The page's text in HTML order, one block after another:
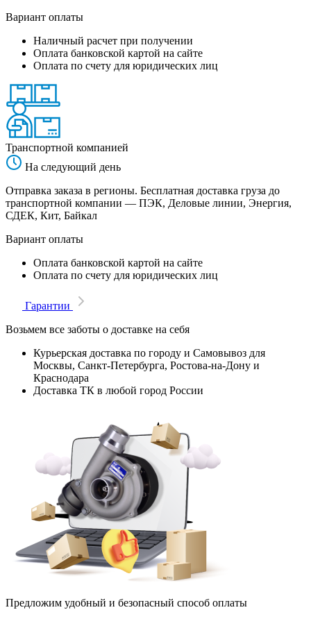
Вариант оплаты
Наличный расчет при получении
Оплата банковской картой на сайте
Оплата по счету для юридических лиц
Транспортной компанией
На следующий день
Отправка заказа в регионы. Бесплатная доставка груза до
транспортной компании — ПЭК, Деловые линии, Энергия,
СДЕК, Кит, Байкал
Вариант оплаты
Оплата банковской картой на сайте
Оплата по счету для юридических лиц
Гарантии
Возьмем все заботы о доставке на себя
Курьерская доставка по городу и Самовывоз для
Москвы, Санкт-Петербурга, Ростова-на-Дону и
Краснодара
Доставка ТК в любой город России
Предложим удобный и безопасный способ оплаты